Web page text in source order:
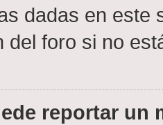
dadas en este
del foro si no
reportar un